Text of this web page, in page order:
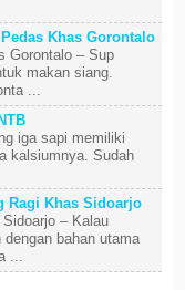
Khas Gorontalo
Gorontalo – Sup
makan siang.
...
iga sapi memiliki
kalsiumnya. Sudah
Ragi Khas Sidoarjo
– Kalau
bahan utama
...